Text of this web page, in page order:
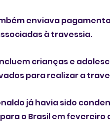
enviava
à travessia.
crianças e
para realizar a
já havia sido
o Brasil em